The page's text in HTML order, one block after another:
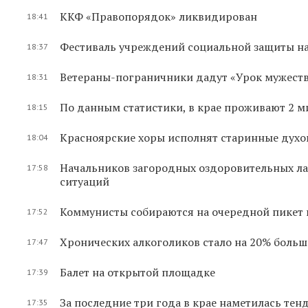
18:41 ККФ «Правопорядок» ликвидирован
18:37 Фестиваль учреждений социальной защиты
18:31 Ветераны-пограничники дадут «Урок
18:15 По данным статистики, в крае проживают 2
18:04 Красноярские хоры исполнят старинные
17:58
Начальников загородных оздоровительных
ситуаций
17:52 Коммунисты собираются на очередной
17:47 Хронических алкоголиков стало на 20%
17:39 Балет на открытой площадке
17:35 За последние три года в крае наметилась